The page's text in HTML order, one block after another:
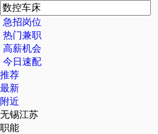
急招岗位
热门兼职
高薪机会
今日速配
推荐
最新
附近
无锡江苏
职能